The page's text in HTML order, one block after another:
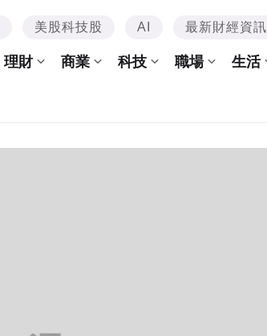
美股科技股 AI 最新財經資訊
理財 商業 科技 職場 生活